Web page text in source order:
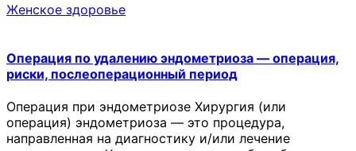
Женское здоровье
Операция по удалению эндометриоза — операция,
риски, послеоперационный период
Операция при эндометриозе Хирургия (или
операция) эндометриоза — это процедура,
направленная на диагностику и/или лечение